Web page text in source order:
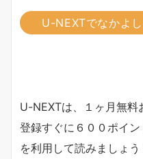
U-NEXTでなかよ
U-NEXTは、１ヶ月無料
登録すぐに６００ポイ
を利用して読みましょう